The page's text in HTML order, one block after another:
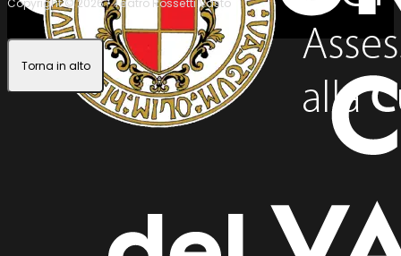
Copyright © 2026 • Teatro Rossetti Vasto
Torna in alto